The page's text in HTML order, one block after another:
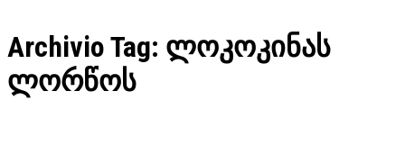
Archivio Tag: ლოკოკინას
ლორწოს